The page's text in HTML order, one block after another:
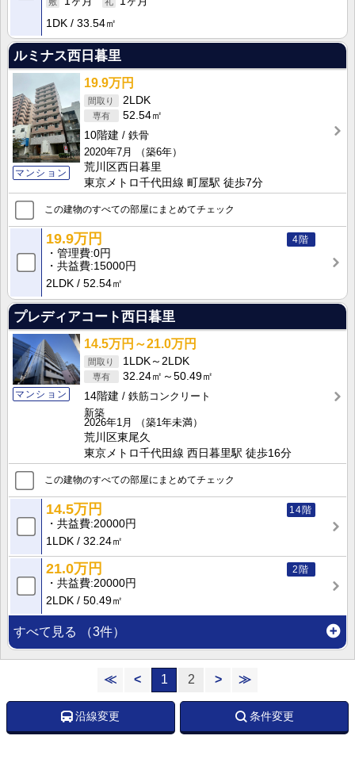
1DK
33.54㎡
ルミナス西日暮里
マンション
19.9万円
2LDK
52.54㎡
10階建
鉄骨
2020年7月
（築6年）
荒川区西日暮里
東京メトロ千代田線 町屋駅 徒歩7分
この建物のすべての部屋にまとめてチェック
4階
19.9万円
管理費 0円
共益費 15000円
2LDK
52.54㎡
プレディアコート西日暮里
マンション
14.5万円～21.0万円
1LDK～2LDK
32.24㎡～50.49㎡
14階建
鉄筋コンクリート
新築
2026年1月
（築1年未満）
荒川区東尾久
東京メトロ千代田線 西日暮里駅 徒歩16分
この建物のすべての部屋にまとめてチェック
14階
14.5万円
共益費 20000円
1LDK
32.24㎡
2階
21.0万円
共益費 20000円
2LDK
50.49㎡
すべて見る （3件）
≪ < 1 2 > ≫
沿線変更 条件変更